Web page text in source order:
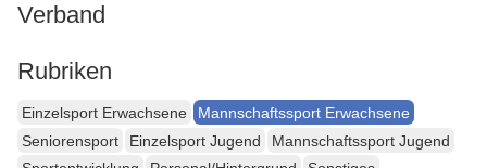
Verband
Rubriken
Einzelsport Erwachsene
Mannschaftssport Erwachsene
Seniorensport
Einzelsport Jugend
Mannschaftssport Jugend